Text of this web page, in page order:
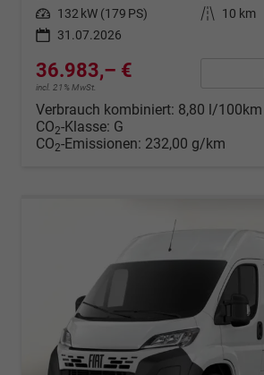
Leistung 132 kW (179 PS) Kilometerstand
10 km
31.07.2026
36.983,– €
incl. 21% MwSt.
Verbrauch kombiniert: 8,80 l/100km
CO2-Klasse: G
CO2-Emissionen: 232,00 g/km